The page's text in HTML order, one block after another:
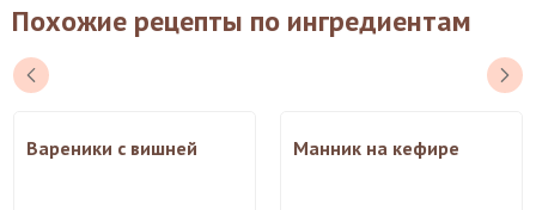
Похожие рецепты по ингредиентам
Вареники с вишней Манник на кефире